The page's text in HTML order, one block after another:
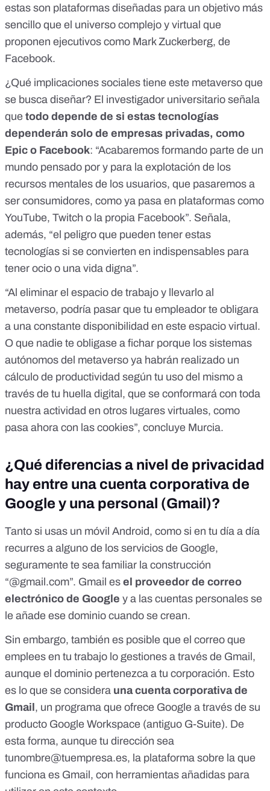
estas son plataformas diseñadas para un objetivo más
sencillo que el universo complejo y virtual que
proponen ejecutivos como Mark Zuckerberg, de
Facebook.
¿Qué implicaciones sociales tiene este metaverso que
se busca diseñar? El investigador universitario señala
que todo depende de si estas tecnologías
dependerán solo de empresas privadas, como
Epic o Facebook: “Acabaremos formando parte de un
mundo pensado por y para la explotación de los
recursos mentales de los usuarios, que pasaremos a
ser consumidores, como ya pasa en plataformas como
YouTube, Twitch o la propia Facebook”. Señala,
además, “el peligro que pueden tener estas
tecnologías si se convierten en indispensables para
tener ocio o una vida digna”.
“Al eliminar el espacio de trabajo y llevarlo al
metaverso, podría pasar que tu empleador te obligara
a una constante disponibilidad en este espacio virtual.
O que nadie te obligase a fichar porque los sistemas
autónomos del metaverso ya habrán realizado un
cálculo de productividad según tu uso del mismo a
través de tu huella digital, que se conformará con toda
nuestra actividad en otros lugares virtuales, como
pasa ahora con las cookies”, concluye Murcia.
¿Qué diferencias a nivel de privacidad
hay entre una cuenta corporativa de
Google y una personal (Gmail)?
Tanto si usas un móvil Android, como si en tu día a día
recurres a alguno de los servicios de Google,
seguramente te sea familiar la construcción
“@gmail.com”. Gmail es el proveedor de correo
electrónico de Google y a las cuentas personales se
le añade ese dominio cuando se crean.
Sin embargo, también es posible que el correo que
emplees en tu trabajo lo gestiones a través de Gmail,
aunque el dominio pertenezca a tu corporación. Esto
es lo que se considera una cuenta corporativa de
Gmail , un programa que ofrece Google a través de su
producto Google Workspace (antiguo G-Suite). De
esta forma, aunque tu dirección sea
tunombre@tuempresa.es, la plataforma sobre la que
funciona es Gmail, con herramientas añadidas para